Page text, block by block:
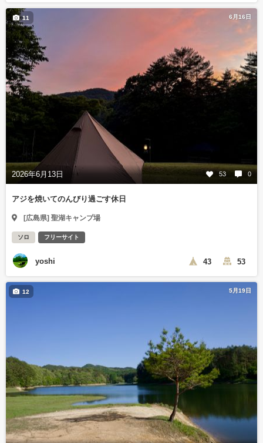
6月16日
2026年6月13日 53 0
11
アジを焼いてのんびり過ごす休日
[広島県] 聖湖キャンプ場
ソロ フリーサイト
yoshi 43 53
5月19日
12